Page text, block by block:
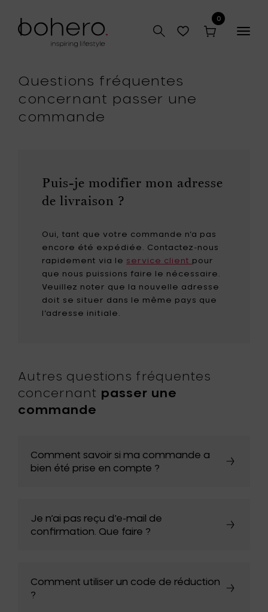
0
Questions fréquentes
concernant passer une
commande
Puis-je modifier mon adresse
de livraison ?
Oui, tant que votre commande n’a pas
encore été expédiée. Contactez-nous
rapidement via le service client pour
que nous puissions faire le nécessaire.
Veuillez noter que la nouvelle adresse
doit se situer dans le même pays que
l’adresse initiale.
Autres questions fréquentes
concernant passer une
commande
Comment savoir si ma commande a
bien été prise en compte ?
Je n’ai pas reçu d’e-mail de
confirmation. Que faire ?
Comment utiliser un code de réduction
?